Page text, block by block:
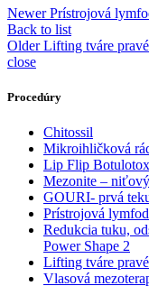
Newer Prístrojová
Back to list
Older Lifting tváre
close
Procedúry
Chitossil
Mikroihličková
Lip Flip
Mezonite –
GOURI- prvá
Prístrojová
Redukcia tuku,
Power Shape 2
Lifting tváre
Vlasová